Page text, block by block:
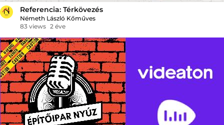
Referencia: Térkövezés
Németh László Kőműves
83 views 2 éve